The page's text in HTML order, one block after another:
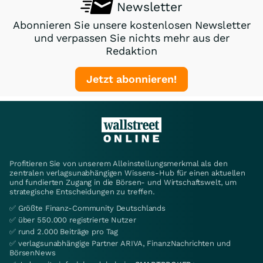
Newsletter
Abonnieren Sie unsere kostenlosen Newsletter
und verpassen Sie nichts mehr aus der
Redaktion
Jetzt abonnieren!
Profitieren Sie von unserem Alleinstellungsmerkmal als den
zentralen verlagsunabhängigen Wissens-Hub für einen aktuellen
und fundierten Zugang in die Börsen- und Wirtschaftswelt, um
strategische Entscheidungen zu treffen.
✅ Größte Finanz-Community Deutschlands
✅ über 550.000 registrierte Nutzer
✅ rund 2.000 Beiträge pro Tag
✅ verlagsunabhängige Partner ARIVA, FinanzNachrichten und
BörsenNews